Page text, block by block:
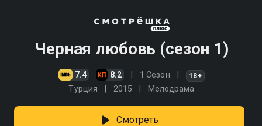
Черная любовь (сезон 1)
7.4 8.2 1 Сезон 18+
Турция 2015 Мелодрама
Смотреть